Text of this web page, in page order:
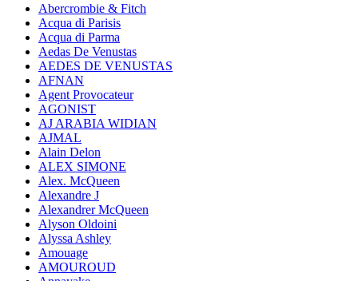
Abercrombie & Fitch
Acqua di Parisis
Acqua di Parma
Aedas De Venustas
AEDES DE VENUSTAS
AFNAN
Agent Provocateur
AGONIST
AJ ARABIA WIDIAN
AJMAL
Alain Delon
ALEX SIMONE
Alex. McQueen
Alexandre J
Alexandrer McQueen
Alyson Oldoini
Alyssa Ashley
Amouage
AMOUROUD